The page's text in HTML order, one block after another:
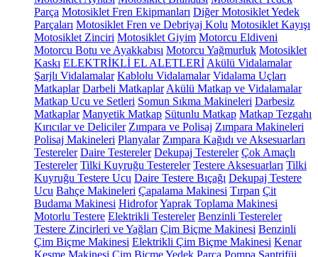
Parça Motosiklet Fren Ekipmanları Diğer Motosiklet Yedek
Parçaları Motosiklet Fren ve Debriyaj Kolu Motosiklet Kayışı
Motosiklet Zinciri Motosiklet Giyim Motorcu Eldiveni
Motorcu Botu ve Ayakkabısı Motorcu Yağmurluk Motosiklet
Kaskı ELEKTRİKLİ EL ALETLERİ Akülü Vidalamalar
Şarjlı Vidalamalar Kablolu Vidalamalar Vidalama Uçları
Matkaplar Darbeli Matkaplar Akülü Matkap ve Vidalamalar
Matkap Ucu ve Setleri Somun Sıkma Makineleri Darbesiz
Matkaplar Manyetik Matkap Sütunlu Matkap Matkap Tezgahı
Kırıcılar ve Deliciler Zımpara ve Polisaj Zımpara Makineleri
Polisaj Makineleri Planyalar Zımpara Kağıdı ve Aksesuarları
Testereler Daire Testereler Dekupaj Testereler Çok Amaçlı
Testereler Tilki Kuyruğu Testereler Testere Aksesuarları Tilki
Kuyruğu Testere Ucu Daire Testere Bıçağı Dekupaj Testere
Ucu Bahçe Makineleri Çapalama Makinesi Tırpan Çit
Budama Makinesi HidroforYaprak Toplama Makinesi
Motorlu Testere Elektrikli Testereler Benzinli Testereler
Testere Zincirleri ve Yağları Çim Biçme Makinesi Benzinli
Çim Biçme Makinesi Elektrikli Çim Biçme Makinesi Kenar
Kesme Makinesi Çim Biçme Yedek Parça Pompa Santrifüj